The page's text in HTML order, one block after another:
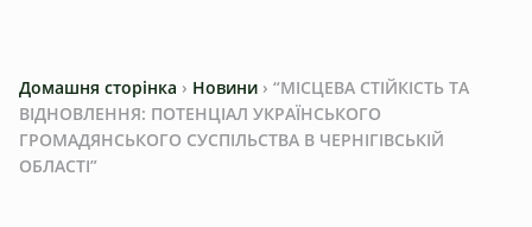
Домашня сторінка › Новини › “МІСЦЕВА СТІЙКІСТЬ ТА
ВІДНОВЛЕННЯ: ПОТЕНЦІАЛ УКРАЇНСЬКОГО
ГРОМАДЯНСЬКОГО СУСПІЛЬСТВА В ЧЕРНІГІВСЬКІЙ
ОБЛАСТІ”